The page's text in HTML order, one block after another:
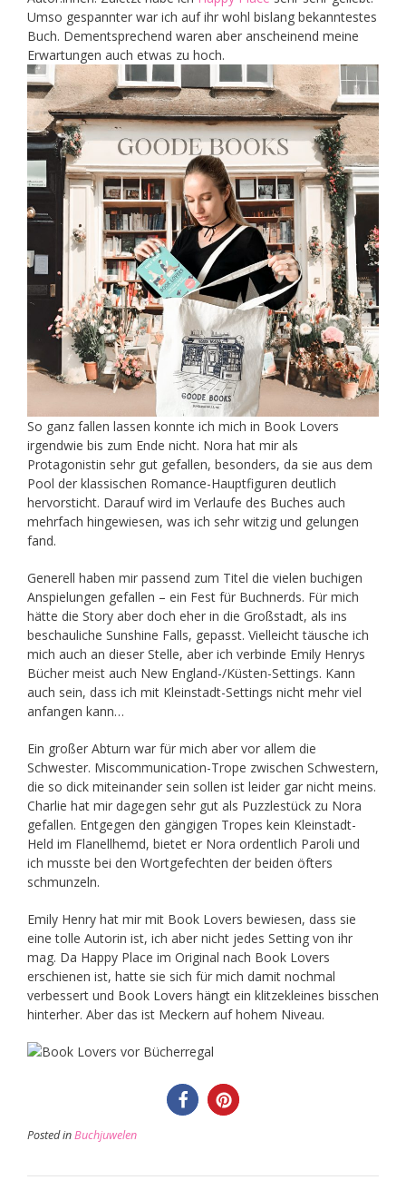
Umso gespannter war ich auf ihr wohl bislang bekanntestes
Buch. Dementsprechend waren aber anscheinend meine
Erwartungen auch etwas zu hoch.
So ganz fallen lassen konnte ich mich in Book Lovers
irgendwie bis zum Ende nicht. Nora hat mir als
Protagonistin sehr gut gefallen, besonders, da sie aus dem
Pool der klassischen Romance-Hauptfiguren deutlich
hervorsticht. Darauf wird im Verlaufe des Buches auch
mehrfach hingewiesen, was ich sehr witzig und gelungen
fand.
Generell haben mir passend zum Titel die vielen buchigen
Anspielungen gefallen – ein Fest für Buchnerds. Für mich
hätte die Story aber doch eher in die Großstadt, als ins
beschauliche Sunshine Falls, gepasst. Vielleicht täusche ich
mich auch an dieser Stelle, aber ich verbinde Emily Henrys
Bücher meist auch New England-/Küsten-Settings. Kann
auch sein, dass ich mit Kleinstadt-Settings nicht mehr viel
anfangen kann…
Ein großer Abturn war für mich aber vor allem die
Schwester. Miscommunication-Trope zwischen Schwestern,
die so dick miteinander sein sollen ist leider gar nicht meins.
Charlie hat mir dagegen sehr gut als Puzzlestück zu Nora
gefallen. Entgegen den gängigen Tropes kein Kleinstadt-
Held im Flanellhemd, bietet er Nora ordentlich Paroli und
ich musste bei den Wortgefechten der beiden öfters
schmunzeln.
Emily Henry hat mir mit Book Lovers bewiesen, dass sie
eine tolle Autorin ist, ich aber nicht jedes Setting von ihr
mag. Da Happy Place im Original nach Book Lovers
erschienen ist, hatte sie sich für mich damit nochmal
verbessert und Book Lovers hängt ein klitzekleines bisschen
hinterher. Aber das ist Meckern auf hohem Niveau.
Posted inBuchjuwelen